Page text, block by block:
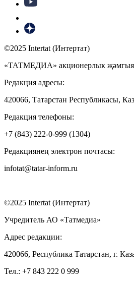
©2025 Intertat (Интертат)
«ТАТМЕДИА» акционерлык
Редакция адресы:
420066, Татарстан Республикасы,
Редакция телефоны:
+7 (843) 222-0-999 (1304)
Редакциянең электрон почтасы:
infotat@tatar-inform.ru
©2025 Intertat (Интертат)
Учредитель АО «Татмедиа»
Адрес редакции:
420066, Республика Татарстан, г.
Тел.: +7 843 222 0 999